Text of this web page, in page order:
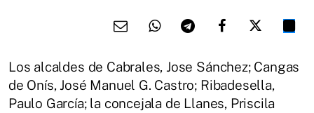
Los alcaldes de Cabrales, Jose Sánchez; Cangas
de Onís, José Manuel G. Castro; Ribadesella,
Paulo García; la concejala de Llanes, Priscila